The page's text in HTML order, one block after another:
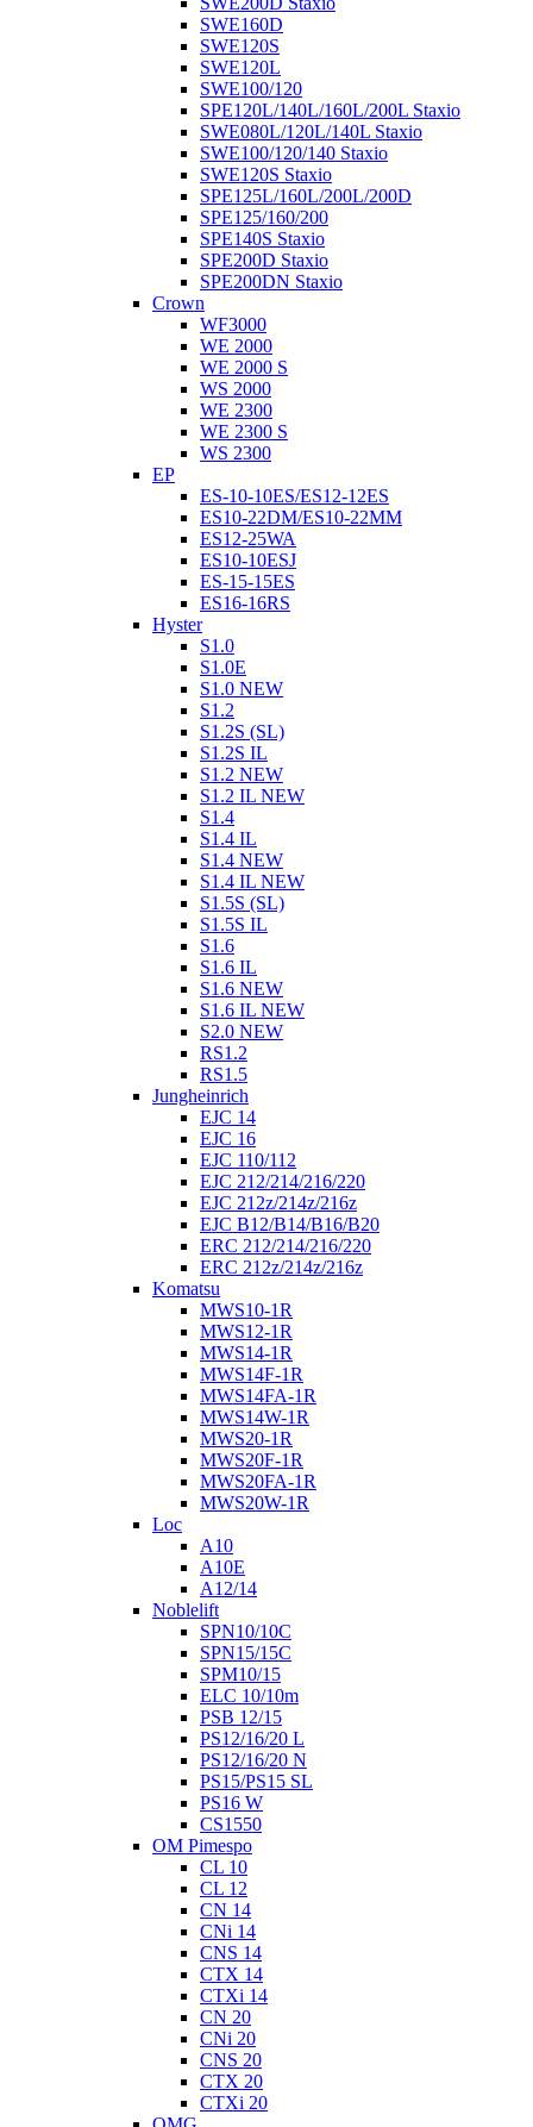
SWE160D
SWE120S
SWE120L
SWE100/120
SPE120L/140L/160L/200L Staxio
SWE080L/120L/140L Staxio
SWE100/120/140 Staxio
SWE120S Staxio
SPE125L/160L/200L/200D
SPE125/160/200
SPE140S Staxio
SPE200D Staxio
SPE200DN Staxio
Crown
WF3000
WE 2000
WE 2000 S
WS 2000
WE 2300
WE 2300 S
WS 2300
EP
ES-10-10ES/ES12-12ES
ES10-22DM/ES10-22MM
ES12-25WA
ES10-10ESJ
ES-15-15ES
ES16-16RS
Hyster
S1.0
S1.0E
S1.0 NEW
S1.2
S1.2S (SL)
S1.2S IL
S1.2 NEW
S1.2 IL NEW
S1.4
S1.4 IL
S1.4 NEW
S1.4 IL NEW
S1.5S (SL)
S1.5S IL
S1.6
S1.6 IL
S1.6 NEW
S1.6 IL NEW
S2.0 NEW
RS1.2
RS1.5
Jungheinrich
EJC 14
EJC 16
EJC 110/112
EJC 212/214/216/220
EJC 212z/214z/216z
EJC B12/B14/B16/B20
ERC 212/214/216/220
ERC 212z/214z/216z
Komatsu
MWS10-1R
MWS12-1R
MWS14-1R
MWS14F-1R
MWS14FA-1R
MWS14W-1R
MWS20-1R
MWS20F-1R
MWS20FA-1R
MWS20W-1R
Loc
A10
A10E
A12/14
Noblelift
SPN10/10C
SPN15/15C
SPM10/15
ELC 10/10m
PSB 12/15
PS12/16/20 L
PS12/16/20 N
PS15/PS15 SL
PS16 W
CS1550
OM Pimespo
CL 10
CL 12
CN 14
CNi 14
CNS 14
CTX 14
CTXi 14
CN 20
CNi 20
CNS 20
CTX 20
CTXi 20